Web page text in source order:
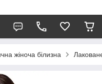
жіноча білизна